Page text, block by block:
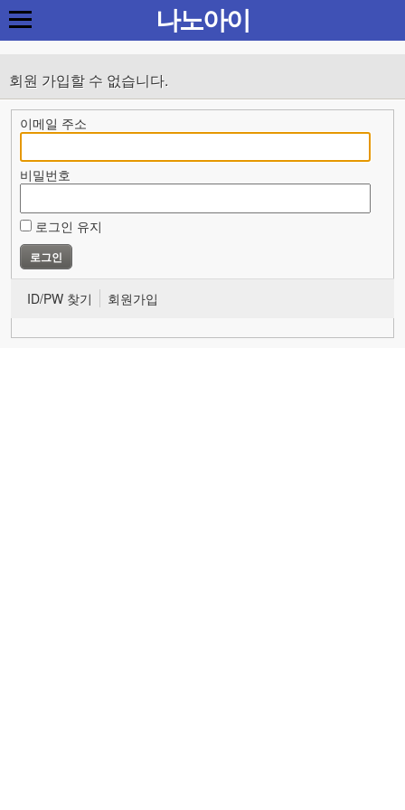
회원 가입할 수 없습니다.
이메일 주소
비밀번호
로그인 유지
ID/PW 찾기 회원가입
나노아이